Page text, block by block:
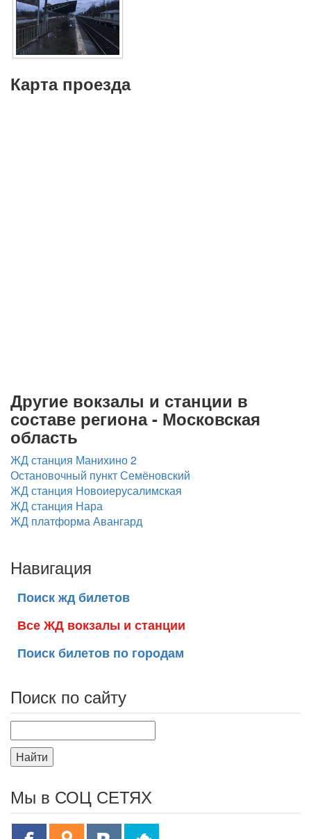
Карта проезда
Другие вокзалы и станции в
составе региона - Московская
область
ЖД станция Манихино 2
Остановочный пункт Семёновский
ЖД станция Новоиерусалимская
ЖД станция Нара
ЖД платформа Авангард
Навигация
Поиск жд билетов
Все ЖД вокзалы и станции
Поиск билетов по городам
Поиск по сайту
Найти
Мы в СОЦ СЕТЯХ